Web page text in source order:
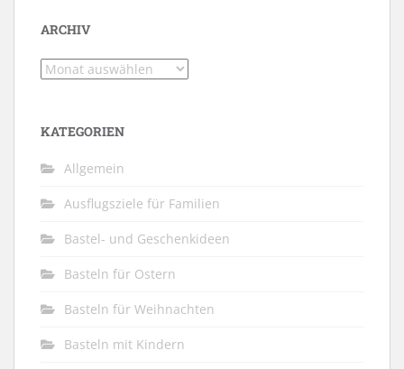
ARCHIV
Archiv
KATEGORIEN
Allgemein
Ausflugsziele für Familien
Bastel- und Geschenkideen
Basteln für Ostern
Basteln für Weihnachten
Basteln mit Kindern